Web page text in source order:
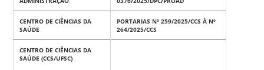
CENTRO DE CIÊNCIAS DA
SAÚDE
PORTARIAS Nº 259/2025/CCS À Nº
264/2025/CCS
CENTRO DE CIÊNCIAS DA
SAÚDE (CCS/UFSC)